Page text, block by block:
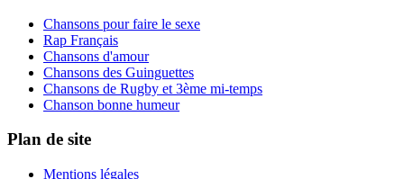
Chansons pour faire le sexe
Rap Français
Chansons d'amour
Chansons des Guinguettes
Chansons de Rugby et 3ème mi-temps
Chanson bonne humeur
Plan de site
Mentions légales